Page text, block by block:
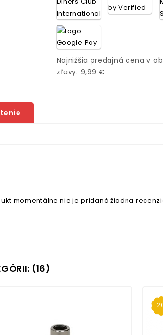
Najnižšia predajná cena v
zľavy: 9,99 €
momentálne nie je pridaná žiadna
(16)
-